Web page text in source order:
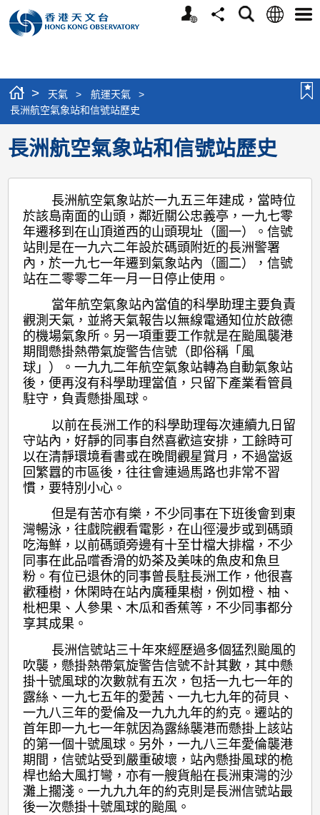
個
分
搜
語
選
> 天氣 > 航運天氣
>
長洲航空氣象站和信號站歷史
長洲航空氣象站和信號站歷史
長洲航空氣象站於一九五三年建成，當時位
於該島南面的山頭，鄰近關公忠義亭，一九七零
年遷移到在山頂道西的山頭現址（圖一）。信號
站則是在一九六二年設於碼頭附近的長洲警署
內，於一九七一年遷到氣象站內（圖二），信號
站在二零零二年一月一日停止使用。
當年航空氣象站內當值的科學助理主要負責
觀測天氣，並將天氣報告以無線電通知位於啟德
的機場氣象所。另一項重要工作就是在颱風襲港
期間懸掛熱帶氣旋警告信號（即俗稱「風
球」）。一九九二年航空氣象站轉為自動氣象站
後，便再沒有科學助理當值，只留下產業看管員
駐守，負責懸掛風球。
以前在長洲工作的科學助理每次連續九日留
守站內，好靜的同事自然喜歡這安排，工餘時可
以在清靜環境看書或在晚間觀星賞月，不過當返
回繁囂的市區後，往往會連過馬路也非常不習
慣，要特別小心。
但是有苦亦有樂，不少同事在下班後會到東
灣暢泳，往戲院觀看電影，在山徑漫步或到碼頭
吃海鮮，以前碼頭旁邊有十至廿檔大排檔，不少
同事在此品嚐香滑的奶茶及美味的魚皮和魚旦
粉。有位已退休的同事曾長駐長洲工作，他很喜
歡種樹，休閑時在站內廣種果樹，例如橙、柚、
枇杷果、人參果、木瓜和香蕉等，不少同事都分
享其成果。
長洲信號站三十年來經歷過多個猛烈颱風的
吹襲，懸掛熱帶氣旋警告信號不計其數，其中懸
掛十號風球的次數就有五次，包括一九七一年的
露絲、一九七五年的愛茜、一九七九年的荷貝、
一九八三年的愛倫及一九九九年的約克。遷站的
首年即一九七一年就因為露絲襲港而懸掛上該站
的第一個十號風球。另外，一九八三年愛倫襲港
期間，信號站受到嚴重破壞，站內懸掛風球的桅
桿也給大風打彎，亦有一艘貨船在長洲東灣的沙
灘上擱淺。一九九九年的約克則是長洲信號站最
後一次懸掛十號風球的颱風。